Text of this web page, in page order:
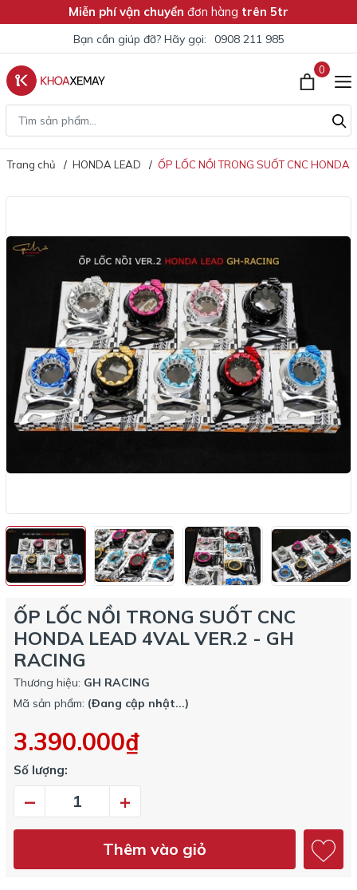
Miễn phí vận chuyển đơn hàng trên 5tr
Bạn cần giúp đỡ? Hãy gọi: 0908 211 985
0
Trang chủ HONDA LEAD ỐP LỐC NỒI TRONG SUỐT CNC
ỐP LỐC NỒI TRONG SUỐT CNC
HONDA LEAD 4VAL VER.2 - GH
RACING
Thương hiệu: GH RACING
Mã sản phẩm: (Đang cập nhật...)
3.390.000₫
Số lượng:
– +
Thêm vào giỏ